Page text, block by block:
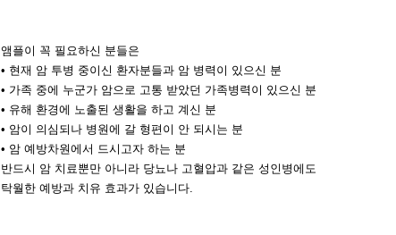
앰플이 꼭 필요하신 분들은
• 현재 암 투병 중이신 환자분들과 암 병력이 있으신 분
• 가족 중에 누군가 암으로 고통 받았던 가족병력이 있으신 분
• 유해 환경에 노출된 생활을 하고 계신 분
• 암이 의심되나 병원에 갈 형편이 안 되시는 분
• 암 예방차원에서 드시고자 하는 분
반드시 암 치료뿐만 아니라 당뇨나 고혈압과 같은 성인병에도
탁월한 예방과 치유 효과가 있습니다.